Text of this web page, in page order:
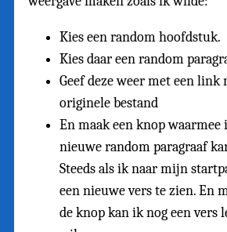
Kies een random hoofdstuk.
Kies daar een random
Geef deze weer met een link
originele bestand
En maak een knop waarmee
nieuwe random paragraaf
Steeds als ik naar mijn
een nieuwe vers te zien. En
de knop kan ik nog een vers